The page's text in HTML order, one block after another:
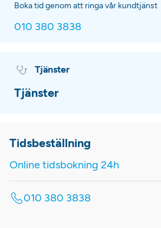
Boka tid genom att ringa vår kundtjänst
010 380 3838
Tjänster
Tjänster
Tidsbeställning
Online tidsbokning 24h
010 380 3838